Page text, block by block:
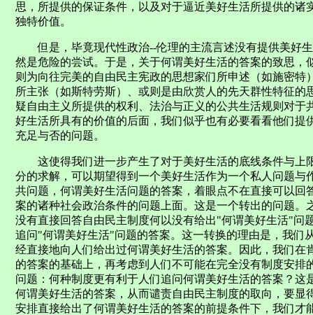
思，所提供的保证条件，以及对于逼近美好生活所提供的
独特价值。
但是，毕竟现代性政治--伦理的主流言述没有提供美好
然是危险的尝试。于是，关于何谓美好生活的答案的致思
则为向往完美的自由民主宪政的思想家们所申述（如施密
所主张（如斯特劳斯）、或则是由欣赏人的先天群性特征
疑自由主义所提供的权利、法治与正义的公共生活规则对
好生活所具有的价值的后面，我们似乎也有必要看看他们
充足与否的问题。
这使得我们进一步产生了对于美好生活的底线条件与上
分的求解，可以期望得到一个美好生活作为一个私人问题
共问题，何谓美好生活问题的答案，着眼点不在直接可以
案的诸种社会政治条件的问题上面。这是一个转出的问题
没有直接回答自由民主制度何以没有给出"何谓美好生活"问
追问"何谓美好生活"问题的答案。这一转换的理由是，我们
经直接地向人们给出过何谓美好生活的答案。因此，我们
的答案的基础上，再考虑到人们不可能在完全没有制度安
问题：何种制度更有利于人们追问何谓美好生活的答案？
何谓美好生活的答案，从而谴责自由民主制度的取向，要
安排直接给出了何谓美好生活的答案的前提条件下，我们